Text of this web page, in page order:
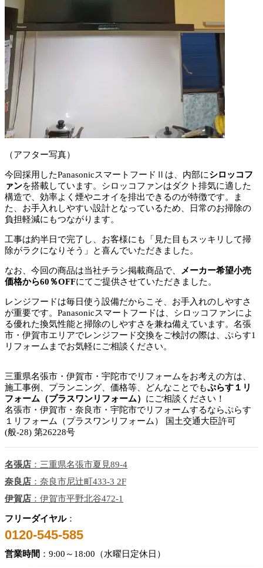
（アフター写真）
今回採用したPanasonicスマートフードⅡは、内部にシロッコフ
ァンを搭載しています。シロッコファンはダクト排気に適した
構造で、効率よく煙やニオイを排出できるのが特徴です。ま
た、お手入れしやすい設計となっているため、日常のお掃除の
負担軽減にもつながります。
工事は約半日で完了し、お客様にも「見た目もスッキリして掃
除がラクになりそう」と喜んでいただきました。
なお、今回の商品は当社チラシ掲載商品で、
メーカー希望小売
価格から60％OFFにてご提供させていただきました。
レンジフードは毎日使う設備だからこそ、お手入れのしやすさ
が重要です。Panasonicスマートフードは、シロッコファンによ
る優れた換気性能と掃除のしやすさを兼ね備えています。名張
市・伊賀市エリアでレンジフード交換をご検討の際は、ぷらす1
リフォームまでお気軽にご相談ください。
三重県名張市・伊賀市・宇陀市でリフォームをお考えの方は、
施工事例、プランニング、価格等、どんなことでもぷらす１リ
フォーム（プラスワンリフォーム） にご相談ください！
名張市・伊賀市・奈良市・宇陀市でリフォームするならぷらす
１リフォーム（プラスワンリフォーム） 国土交通大臣許可
(般-28) 第26228号
名張店 ：三重県名張市夏見89-4
奈良店 ：奈良市尼辻町433-3 2F
伊賀店 ：伊賀市平野北谷472-1
フリーダイヤル：
0120-545-585
営業時間 ：9:00～18:00（水曜日定休日）